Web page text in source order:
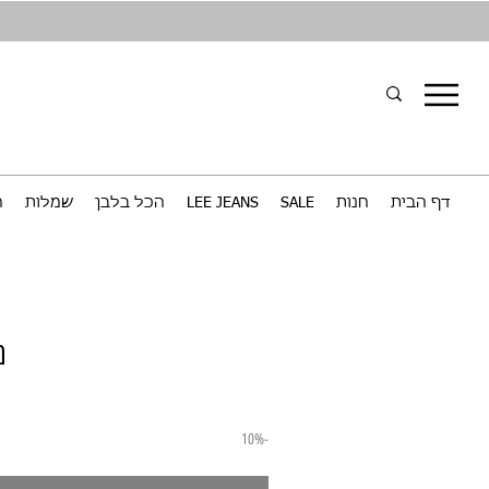
דף הבית חנות SALE
LEE JEANS הכל בלבן שמלות
-10%